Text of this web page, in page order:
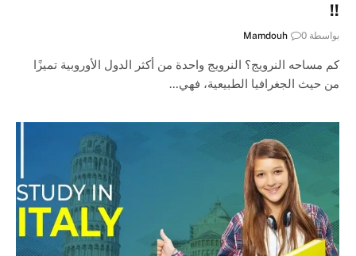
!!
بواسطة Mamdouh 0
كم مساحه النرويج؟ النرويج واحدة من أكثر الدول الأوروبية تميزًا
من حيث الجغرافيا الطبيعية، فهي…